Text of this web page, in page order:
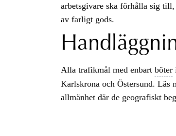
arbetsgivare ska förhålla sig
av farligt gods.
Alla trafikmål med enbart böteri
Karlskrona och Östersund. Läs
allmänhet där de geografiskt